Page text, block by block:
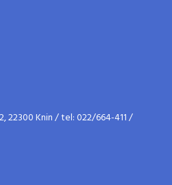
22300 Knin / tel: 022/664-411 /